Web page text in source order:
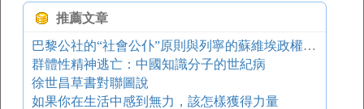
推薦文章
巴黎公社的“社會公仆”原則與列寧的蘇維埃政權建設
群體性精神逃亡：中國知識分子的世紀病
徐世昌草書對聯圖說
如果你在生活中感到無力，該怎樣獲得力量